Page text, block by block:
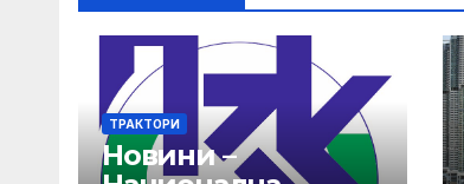
ТРАКТОРИ
Новини –